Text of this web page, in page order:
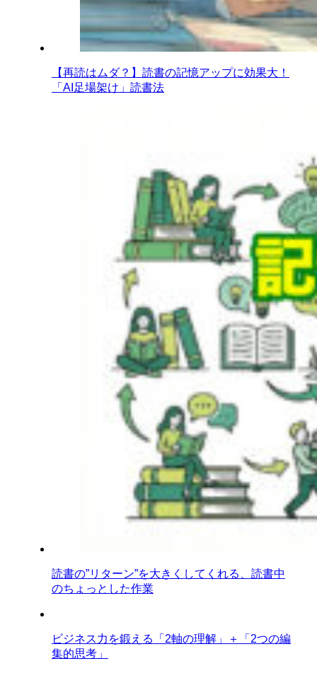
【再読はムダ？】読書の記憶アップに効果大！
「AI足場架け」読書法
読書の”リターン”を大きくしてくれる、読書中
のちょっとした作業
ビジネス力を鍛える「2軸の理解」＋「2つの編
集的思考」